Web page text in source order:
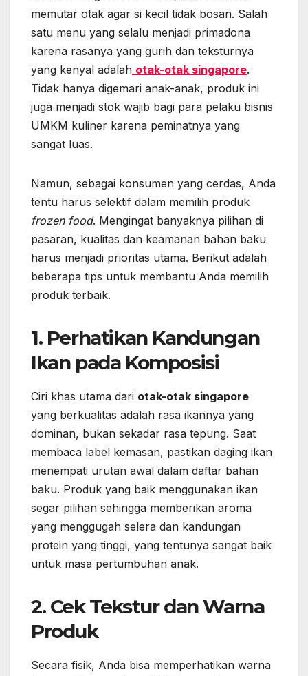
memutar otak agar si kecil tidak bosan. Salah
satu menu yang selalu menjadi primadona
karena rasanya yang gurih dan teksturnya
yang kenyal adalah otak-otak singapore.
Tidak hanya digemari anak-anak, produk ini
juga menjadi stok wajib bagi para pelaku bisnis
UMKM kuliner karena peminatnya yang
sangat luas.
Namun, sebagai konsumen yang cerdas, Anda
tentu harus selektif dalam memilih produk
frozen food. Mengingat banyaknya pilihan di
pasaran, kualitas dan keamanan bahan baku
harus menjadi prioritas utama. Berikut adalah
beberapa tips untuk membantu Anda memilih
produk terbaik.
1. Perhatikan Kandungan
Ikan pada Komposisi
Ciri khas utama dari otak-otak singapore
yang berkualitas adalah rasa ikannya yang
dominan, bukan sekadar rasa tepung. Saat
membaca label kemasan, pastikan daging ikan
menempati urutan awal dalam daftar bahan
baku. Produk yang baik menggunakan ikan
segar pilihan sehingga memberikan aroma
yang menggugah selera dan kandungan
protein yang tinggi, yang tentunya sangat baik
untuk masa pertumbuhan anak.
2. Cek Tekstur dan Warna
Produk
Secara fisik, Anda bisa memperhatikan warna